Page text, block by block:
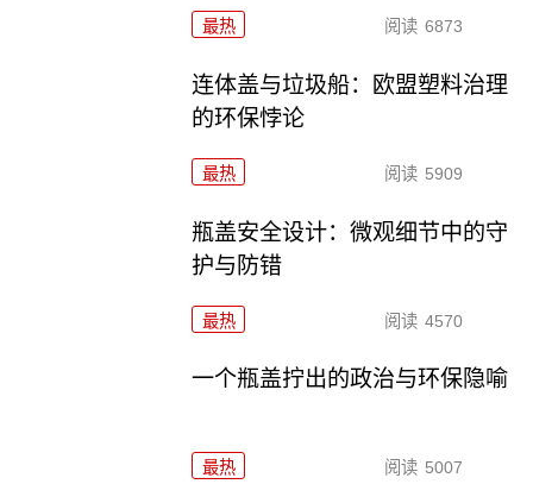
最热 阅读 6873
连体盖与垃圾船：欧盟塑料治理
的环保悖论
最热 阅读 5909
瓶盖安全设计：微观细节中的守
护与防错
最热 阅读 4570
一个瓶盖拧出的政治与环保隐喻
最热 阅读 5007